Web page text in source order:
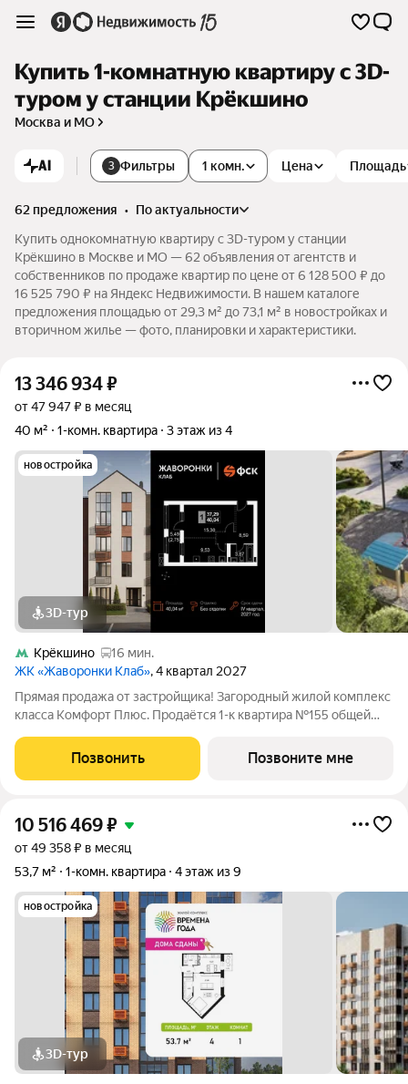
Купить 1-комнатную квартиру c 3D-
туром у станции Крёкшино
Москва и МО
AI 3 Фильтры 1 комн. Цена Площадь
62 предложения •
по актуальности
Купить однокомнатную квартиру c 3D-туром у станции
Крёкшино в Москве и МО — 62 объявления от агентств и
собственников по продаже квартир по цене от 6 128 500 ₽ до
16 525 790 ₽ на Яндекс Недвижимости. В нашем каталоге
предложения площадью от 29,3 м² до 73,1 м² в новостройках и
вторичном жилье — фото, планировки и характеристики.
13 346 934₽
от 47 947 ₽ в месяц
40 м²
1-комн. квартира 3 этаж из 4
новостройка
3D-тур
Крёкшино
16 мин.
ЖК «Жаворонки Клаб», 4 квартал 2027
Прямая продажа от застройщика! Загородный жилой комплекс
класса Комфорт Плюс. Продаётся 1-к квартира №155 общей
отделки. Расположение комплекса: Для создания
гармоничного пространства в проекте
Позвонить Позвоните мне
10 516 469₽
от 49 358 ₽ в месяц
53,7 м²
1-комн. квартира 4 этаж из 9
новостройка
3D-тур